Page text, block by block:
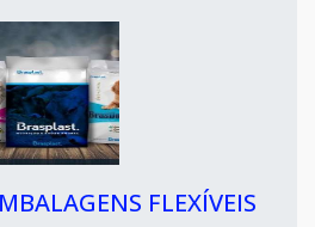
FLEXÍVEIS